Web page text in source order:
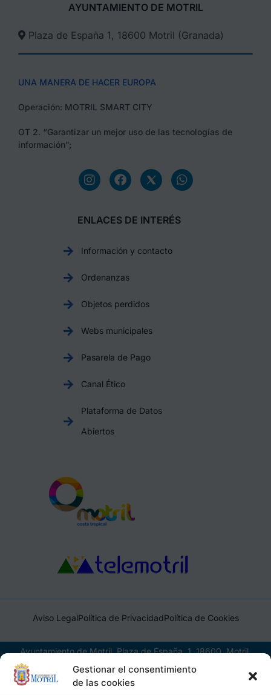
Gestionar el consentimiento
de las cookies
AYUNTAMIENTO DE MOTRIL
Plaza de España 1, 18600 Motril (Granada)​
UNA MANERA DE HACER EUROPA
Operación: MOTRIL SMART CITY
OT 2. “Garantizar un mejor uso de las tecnologías de
información”;
ENLACES DE INTERÉS
Información y contacto
Ordenanzas
Objetos perdidos
Webs municipales
Pasarela de Pago
Canal Ético
Plataforma de Datos
Abiertos
Aviso LegalPolítica de PrivacidadPolítica de Cookies
Ayuntamiento de Motril, Plaza de España, 1, 18600, Motril,
(Granada), CIF: P1814200J, DIR3: L01181400